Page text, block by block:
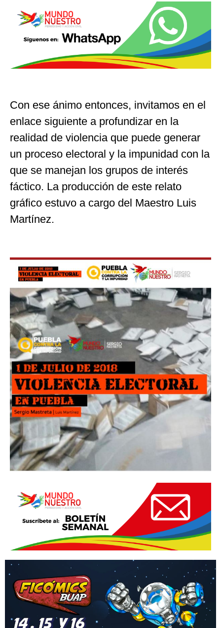
Con ese ánimo entonces, invitamos en el
enlace siguiente a profundizar en la
realidad de violencia que puede generar
un proceso electoral y la impunidad con la
que se manejan los grupos de interés
fáctico. La producción de este relato
gráfico estuvo a cargo del Maestro Luis
Martínez.